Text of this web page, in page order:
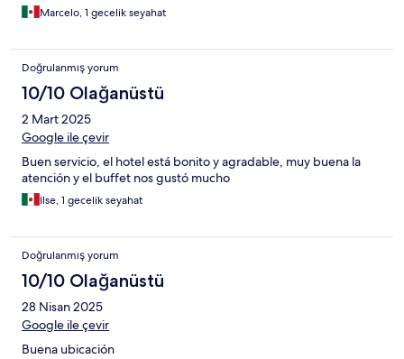
Marcelo, 1 gecelik seyahat
Doğrulanmış yorum
10/10 Olağanüstü
2 Mart 2025
Google ile çevir
Buen servicio, el hotel está bonito y agradable, muy buena la
atención y el buffet nos gustó mucho
Ilse, 1 gecelik seyahat
Doğrulanmış yorum
10/10 Olağanüstü
28 Nisan 2025
Google ile çevir
Buena ubicación